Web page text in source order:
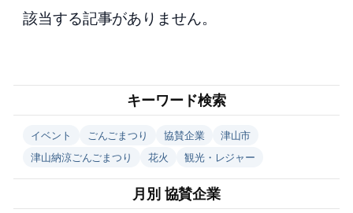
該当する記事がありません。
キーワード検索
イベント ごんごまつり 協賛企業
津山市
津山納涼ごんごまつり
花火 観光・レジャー
月別 協賛企業